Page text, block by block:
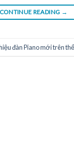
CONTINUE READING →
đàn Piano mới trên